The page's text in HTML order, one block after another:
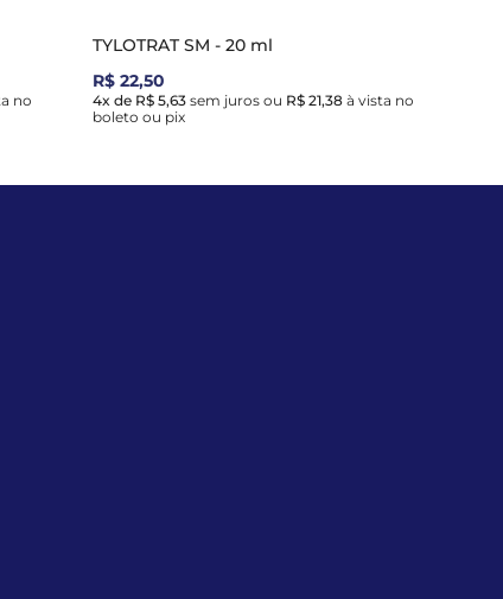
no
TYLOTRAT SM - 20 ml
R$ 22,50
4x de R$ 5,63 sem juros ou R$ 21,38 à vista no
boleto ou pix